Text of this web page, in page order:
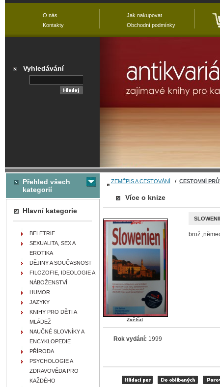
ZEMĚPIS A CESTOVÁNÍ / CESTOVNÍ
Více o knize
Zvětšit
Rok vydání: 1999
Přehled všech
kategorií
Hlavní kategorie
BELETRIE
SEXUALITA, SEX A
EROTIKA
DĚJINY A SOUČASNOST
FILOZOFIE, IDEOLOGIE A
NÁBOŽENSTVÍ
HUMOR
JAZYKY
KNIHY PRO DĚTI A
MLÁDEŽ
NAUČNÉ SLOVNÍKY A
ENCYKLOPEDIE
PŘÍRODA
PSYCHOLOGIE A
ZDRAVOVĚDA PRO
KAŽDÉHO
O nás
Kontakty
Jak nakupovat
Obchodní podmínky
Vyhledávání